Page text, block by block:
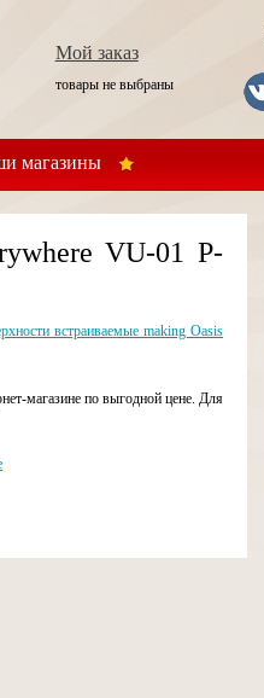
магазины
Мой заказ
товары не выбраны
VU-01 P-
встраиваемые making Oasis
магазине по выгодной цене. Для